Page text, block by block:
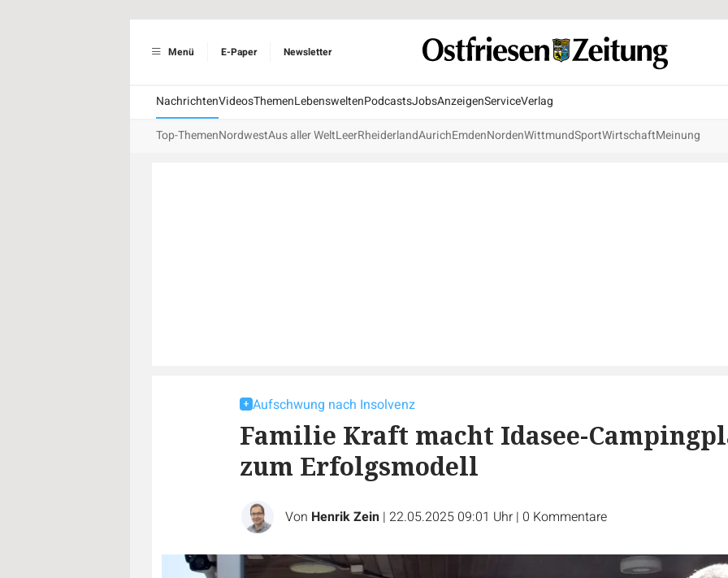
Menü E-Paper Newsletter
NachrichtenVideosThemenLebensweltenPodcastsJobsAnzeigenServiceVerlag
Top-ThemenNordwestAus aller WeltLeerRheiderlandAurichEmdenNordenWittmundSportWirtschaftMeinung
Aufschwung nach Insolvenz
Familie Kraft macht Idasee-
zum Erfolgsmodell
Von Henrik Zein | 22.05.2025 09:01 Uhr | 0 Kommentare